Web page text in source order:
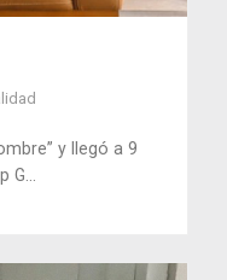
y llegó a 9
G...